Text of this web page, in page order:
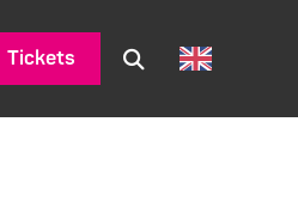
Tickets